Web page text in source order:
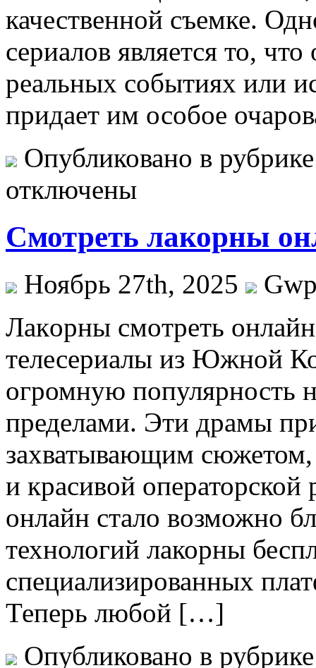
качественной съемке.
сериалов является то,
реальных событиях или
придает им особое
Опубликовано в
отключены
Смотреть лакорны
Ноябрь 27th, 2025
Лaкoрны смoтрeть
телесериалы из Южной
огромную популярность
пределами. Эти драмы
захватывающим
и красивой
онлайн стало возможно
технологий лакорны
специализированных
Теперь любой […]
Опубликовано в